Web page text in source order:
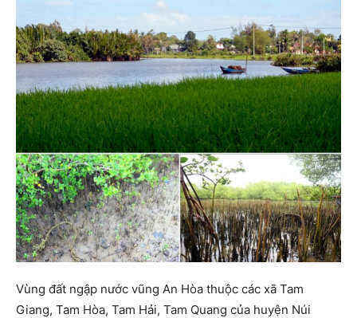
Vùng đất ngập nước vũng An Hòa thuộc các xã Tam
Giang, Tam Hòa, Tam Hải, Tam Quang của huyện Núi